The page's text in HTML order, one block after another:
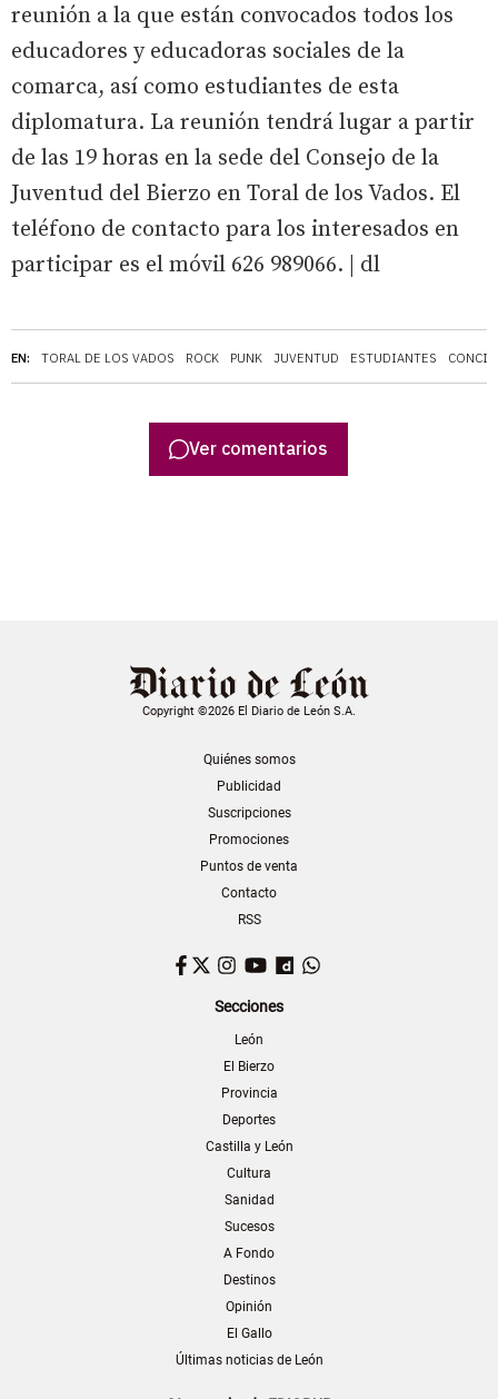
EN: TORAL DE LOS VADOS ROCK PUNK JUVENTUD ESTUDIANTES
reunión a la que están convocados todos los
educadores y educadoras sociales de la
comarca, así como estudiantes de esta
diplomatura. La reunión tendrá lugar a partir
de las 19 horas en la sede del Consejo de la
Juventud del Bierzo en Toral de los Vados. El
teléfono de contacto para los interesados en
participar es el móvil 626 989066. | dl
Ver comentarios
Copyright ©2026 El Diario de León S.A.
Quiénes somos
Publicidad
Suscripciones
Promociones
Puntos de venta
Contacto
RSS
Facebook
TwitterInstagram
YouTubeDailymotion
Secciones
León
El Bierzo
Provincia
Deportes
Castilla y León
Cultura
Sanidad
Sucesos
A Fondo
Destinos
Opinión
El Gallo
Últimas noticias de León